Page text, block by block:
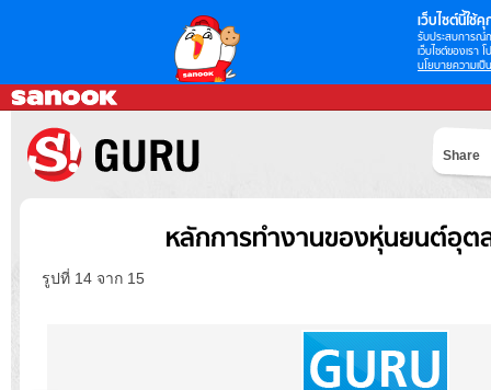
เว็บไซต์นี้ใช้คุ
รับประสบการณ์
เว็บไซต์ของเรา
นโยบายความเป็
Share
หลักการทำงานของหุ่นยนต์อุต
รูปที่ 14 จาก 15